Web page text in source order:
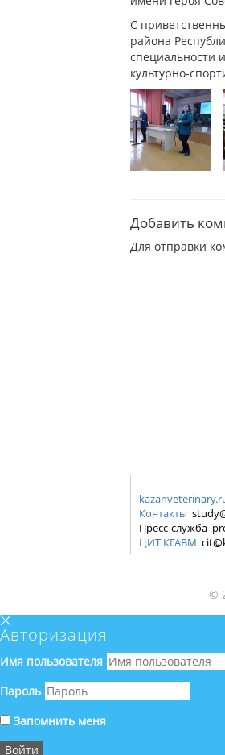
С
района
специальности
культурно-
Добавить
Для отправки
Контакты
Пресс-служба
ЦИТ КГАВМ
©
Авторизация
Имя пользователя
Пароль
Запомнить меня